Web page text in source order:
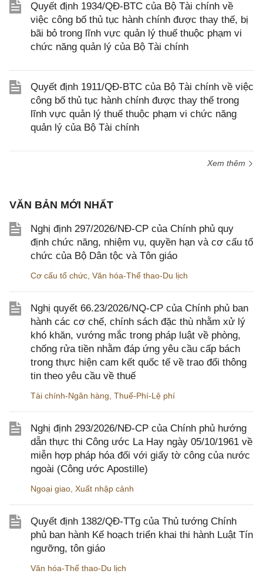
Quyết định 1934/QĐ-BTC của Bộ Tài chính về
việc công bố thủ tục hành chính được thay thế, bị
bãi bỏ trong lĩnh vực quản lý thuế thuộc phạm vi
chức năng quản lý của Bộ Tài chính
Quyết định 1911/QĐ-BTC của Bộ Tài chính về việc
công bố thủ tục hành chính được thay thế trong
lĩnh vực quản lý thuế thuộc phạm vi chức năng
quản lý của Bộ Tài chính
Xem thêm
VĂN BẢN MỚI NHẤT
Nghị định 297/2026/NĐ-CP của Chính phủ quy
định chức năng, nhiệm vụ, quyền hạn và cơ cấu tổ
chức của Bộ Dân tộc và Tôn giáo
Cơ cấu tổ chức Văn hóa-Thể thao-Du lịch
Nghị quyết 66.23/2026/NQ-CP của Chính phủ ban
hành các cơ chế, chính sách đặc thù nhằm xử lý
khó khăn, vướng mắc trong pháp luật về phòng,
chống rửa tiền nhằm đáp ứng yêu cầu cấp bách
trong thực hiện cam kết quốc tế về trao đổi thông
tin theo yêu cầu về thuế
Tài chính-Ngân hàng Thuế-Phí-Lệ phí
Nghị định 293/2026/NĐ-CP của Chính phủ hướng
dẫn thực thi Công ước La Hay ngày 05/10/1961 về
miễn hợp pháp hóa đối với giấy tờ công của nước
ngoài (Công ước Apostille)
Ngoại giao Xuất nhập cảnh
Quyết định 1382/QĐ-TTg của Thủ tướng Chính
phủ ban hành Kế hoạch triển khai thi hành Luật Tín
ngưỡng, tôn giáo
Văn hóa-Thể thao-Du lịch